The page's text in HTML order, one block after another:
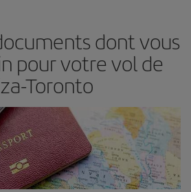
dont vous
pour votre vol de
Toronto